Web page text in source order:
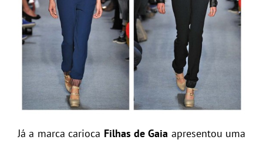
Já a marca carioca Filhas de Gaia apresentou uma